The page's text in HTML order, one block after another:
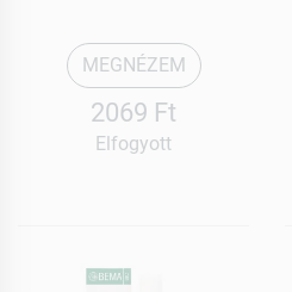
MEGNÉZEM
2069 Ft
Elfogyott